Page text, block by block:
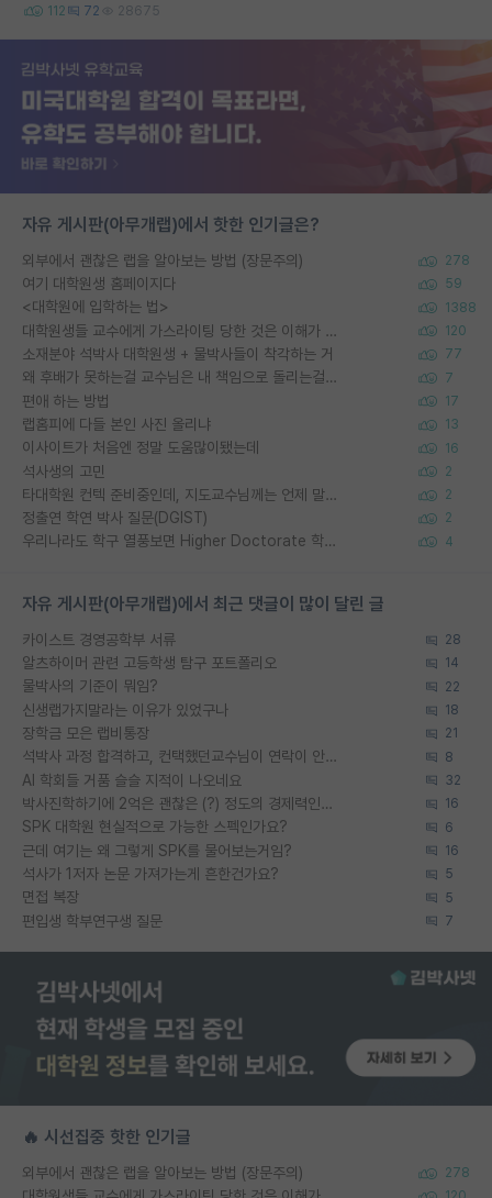
112 72 28675
자유 게시판(아무개랩)에서 핫한 인기글은?
외부에서 괜찮은 랩을 알아보는 방법 (장문주의) 278
여기 대학원생 홈페이지다 59
<대학원에 입학하는 법> 1388
대학원생들 교수에게 가스라이팅 당한 것은 이해가 갑니다. 안타깝네요. 120
소재분야 석박사 대학원생 + 물박사들이 착각하는 거 77
왜 후배가 못하는걸 교수님은 내 책임으로 돌리는걸까요? 7
편애 하는 방법 17
랩홈피에 다들 본인 사진 올리냐 13
이사이트가 처음엔 정말 도움많이됐는데 16
석사생의 고민 2
타대학원 컨텍 준비중인데, 지도교수님께는 언제 말씀드려야 할까요? 2
정출연 학연 박사 질문(DGIST) 2
우리나라도 학구 열풍보면 Higher Doctorate 학위가 필요하다고 봅니다. 4
자유 게시판(아무개랩)에서 최근 댓글이 많이 달린 글
카이스트 경영공학부 서류 28
알츠하이머 관련 고등학생 탐구 포트폴리오 14
물박사의 기준이 뭐임? 22
신생랩가지말라는 이유가 있었구나 18
장학금 모은 랩비통장 21
석박사 과정 합격하고, 컨택했던교수님이 연락이 안됩니다... 8
AI 학회들 거품 슬슬 지적이 나오네요 32
박사진학하기에 2억은 괜찮은 (?) 정도의 경제력인가요 16
SPK 대학원 현실적으로 가능한 스펙인가요? 6
근데 여기는 왜 그렇게 SPK를 물어보는거임? 16
석사가 1저자 논문 가져가는게 흔한건가요? 5
면접 복장 5
편입생 학부연구생 질문 7
🔥 시선집중 핫한 인기글
외부에서 괜찮은 랩을 알아보는 방법 (장문주의) 278